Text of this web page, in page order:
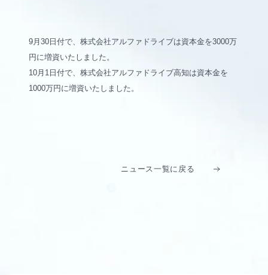
9月30日付で、株式会社アルファドライブは資本金を3000万
円に増資いたしました。
10月1日付で、株式会社アルファドライブ高知は資本金を
1000万円に増資いたしました。
ニュース一覧に戻る